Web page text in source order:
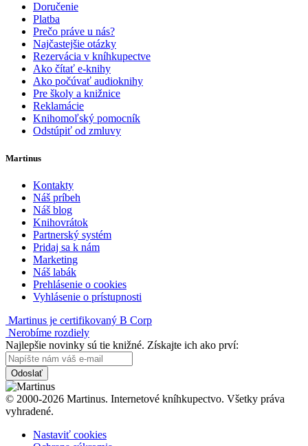
Doručenie
Platba
Prečo práve u nás?
Najčastejšie otázky
Rezervácia v kníhkupectve
Ako čítať e-knihy
Ako počúvať audioknihy
Pre školy a knižnice
Reklamácie
Knihomoľský pomocník
Odstúpiť od zmluvy
Martinus
Kontakty
Náš príbeh
Náš blog
Knihovrátok
Partnerský systém
Pridaj sa k nám
Marketing
Náš labák
Prehlásenie o cookies
Vyhlásenie o prístupnosti
Martinus je certifikovaný B Corp
Nerobíme rozdiely
Najlepšie novinky sú tie knižné. Získajte ich ako prví:
Odoslať
© 2000-2026 Martinus. Internetové kníhkupectvo. Všetky práva
vyhradené.
Nastaviť cookies